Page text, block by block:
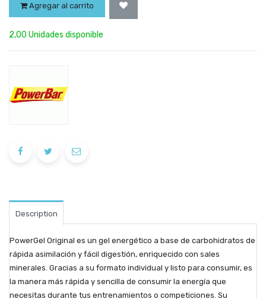
Agregar al carrito
2,00 Unidades disponible
Description
PowerGel Original es un gel energético a base de carbohidratos de
rápida asimilación y fácil digestión, enriquecido con sales
minerales. Gracias a su formato individual y listo para consumir, es
la manera más rápida y sencilla de consumir la energía que
necesitas durante tus entrenamientos o competiciones. Su